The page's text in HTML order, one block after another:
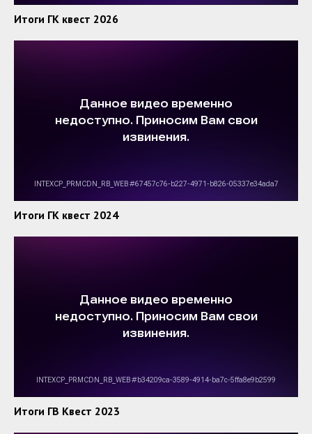
Итоги ГК квест 2026
Итоги ГК квест 2024
Итоги ГВ Квест 2023